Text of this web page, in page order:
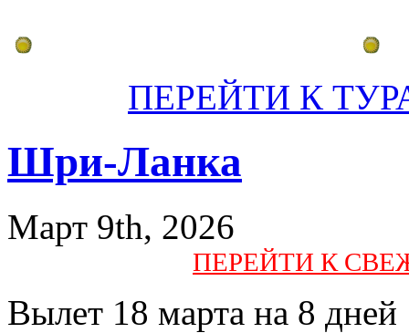
ПЕРЕЙТИ К
Шри-Ланка
Март 9th, 2026
ПЕРЕЙТИ К
Вылет 18 марта на 8 дней